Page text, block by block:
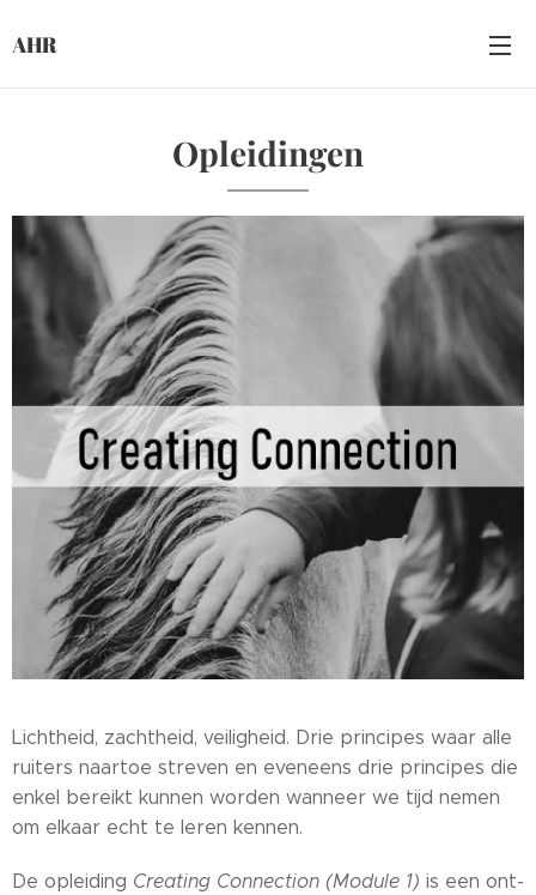
AHR
Opleidingen
Lichtheid, zachtheid, veiligheid. Drie principes waar alle
ruiters naartoe streven en eveneens drie principes die
enkel bereikt kunnen worden wanneer we tijd nemen
om elkaar echt te leren kennen.
De opleiding Creating Connection (Module 1) is een ont-